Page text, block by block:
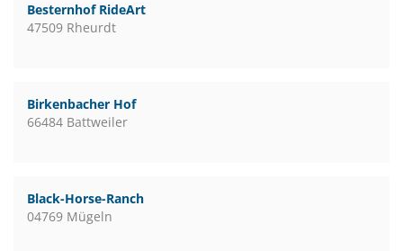
Besternhof RideArt
47509 Rheurdt
Birkenbacher Hof
66484 Battweiler
Black-Horse-Ranch
04769 Mügeln